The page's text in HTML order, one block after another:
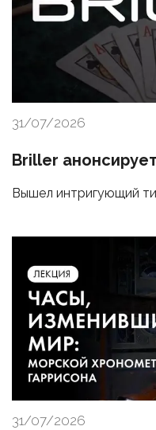
31/07/2026
Briller
Вышел интригующий
31/07/2026